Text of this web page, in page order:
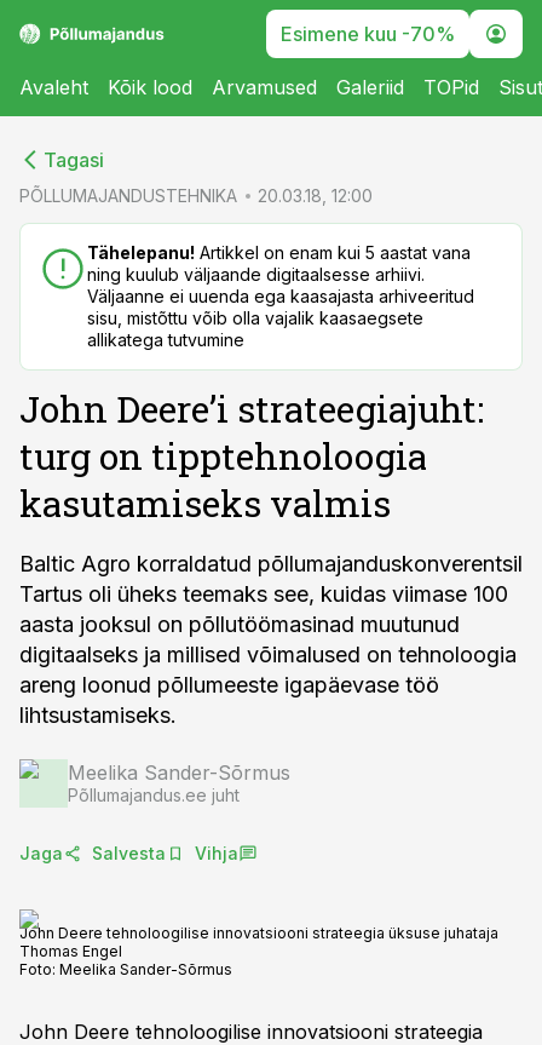
Esimene kuu -70%
Avaleht Kõik lood Arvamused Galeriid TOPid
Tagasi
PÕLLUMAJANDUSTEHNIKA 20.03.18, 12:00
Tähelepanu! Artikkel on enam kui 5 aastat vana
ning kuulub väljaande digitaalsesse arhiivi.
Väljaanne ei uuenda ega kaasajasta arhiveeritud
sisu, mistõttu võib olla vajalik kaasaegsete
allikatega tutvumine
John Deere’i strateegiajuht:
turg on tipptehnoloogia
kasutamiseks valmis
Baltic Agro korraldatud põllumajanduskonverentsil
Tartus oli üheks teemaks see, kuidas viimase 100
aasta jooksul on põllutöömasinad muutunud
digitaalseks ja millised võimalused on tehnoloogia
areng loonud põllumeeste igapäevase töö
lihtsustamiseks.
Meelika Sander-Sõrmus
Põllumajandus.ee juht
Jaga Salvesta Vihja
John Deere tehnoloogilise innovatsiooni strateegia üksuse juhataja
Thomas Engel
Foto: Meelika Sander-Sõrmus
John Deere tehnoloogilise innovatsiooni strateegia